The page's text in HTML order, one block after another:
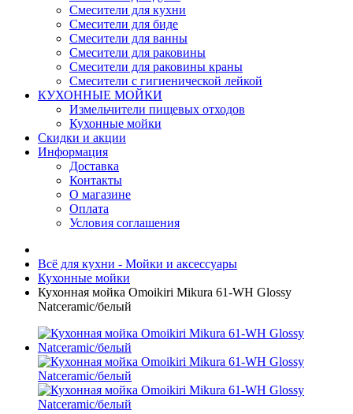
Смесители для кухни
Смесители для биде
Смесители для ванны
Смесители для раковины
Смесители для раковины краны
Смесители с гигиенической лейкой
КУХОННЫЕ МОЙКИ
Измельчители пищевых отходов
Кухонные мойки
Скидки и акции
Информация
Доставка
Контакты
О магазине
Оплата
Условия соглашения
Всё для кухни - Мойки и аксессуары
Кухонные мойки
Кухонная мойка Omoikiri Mikura 61-WH Glossy
Natceramic/белый